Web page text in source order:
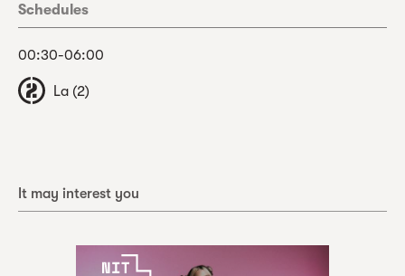
Schedules
00:30-06:00
La (2)
It may interest you